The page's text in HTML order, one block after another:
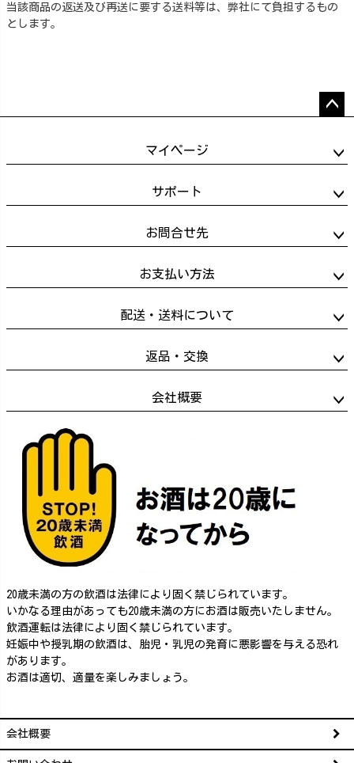
当該商品の返送及び再送に要する送料等は、弊社にて負担するもの
とします。
ップ
マイページ
サポート
お問合せ先
お支払い方法
配送・送料について
返品・交換
会社概要
20歳未満の方の飲酒は法律により固く禁じられています。
いかなる理由があっても20歳未満の方にお酒は販売いたしません。
飲酒運転は法律により固く禁じられています。
妊娠中や授乳期の飲酒は、胎児・乳児の発育に悪影響を与える恐れ
があります。
お酒は適切、適量を楽しみましょう。
会社概要